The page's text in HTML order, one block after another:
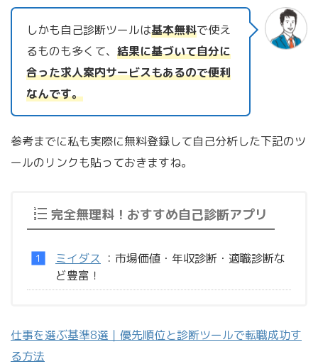
しかも自己診断ツールは基本無料で使え
るものも多くて、 結果に基づいて自分に
合った求人案内サービスもあるので便利
なんです。
参考までに私も実際に無料登録して自己分析した下記のツ
ールのリンクも貼っておきますね。
完全無理料！おすすめ自己診断アプリ
ミイダス ：市場価値・年収診断・適職診断な
ど豊富！
仕事を選ぶ基準8選｜優先順位と診断ツールで転職成功す
る方法